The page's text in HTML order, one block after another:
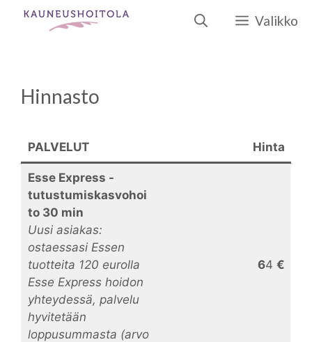
Siirry
Valikko
Hinnasto
PALVELUT Hinta
Esse Express -
tutustumiskasvohoi
to 30 min
Uusi asiakas:
ostaessasi Essen
tuotteita 120 eurolla
Esse Express hoidon
yhteydessä, palvelu
hyvitetään
loppusummasta (arvo
64 €